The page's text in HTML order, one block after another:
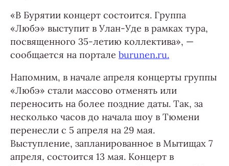
«В Бурятии концерт состоится. Группа
«Любэ» выступит в Улан-Уде в рамках тура,
посвященного 35-летию коллектива», —
сообщается на портале burunen.ru.
Напомним, в начале апреля концерты группы
«Любэ» стали массово отменять или
переносить на более поздние даты. Так, за
несколько часов до начала шоу в Тюмени
перенесли с 5 апреля на 29 мая.
Выступление, запланированное в Мытищах 7
апреля, состоится 13 мая. Концерт в